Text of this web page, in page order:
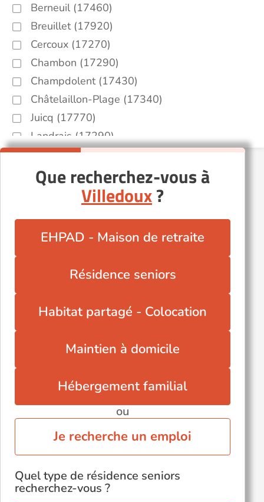
Berneuil (17460)
Breuillet (17920)
Cercoux (17270)
Chambon (17290)
Champdolent (17430)
Châtelaillon-Plage (17340)
Juicq (17770)
Landrais (17290)
Le Thou (17290)
Mirambeau (17150)
Montlieu-la-Garde (17210)
Saint-Aigulin (17360)
Saint-Loup (17380)
Villars-en-Pons (17260)
Que recherchez-vous à
Villedoux?
EHPAD - Maison de retraite
Résidence seniors
Habitat partagé - Colocation
Maintien à domicile
Hébergement familial
ou
Je recherche un emploi
Quel type de résidence seniors
recherchez-vous ?